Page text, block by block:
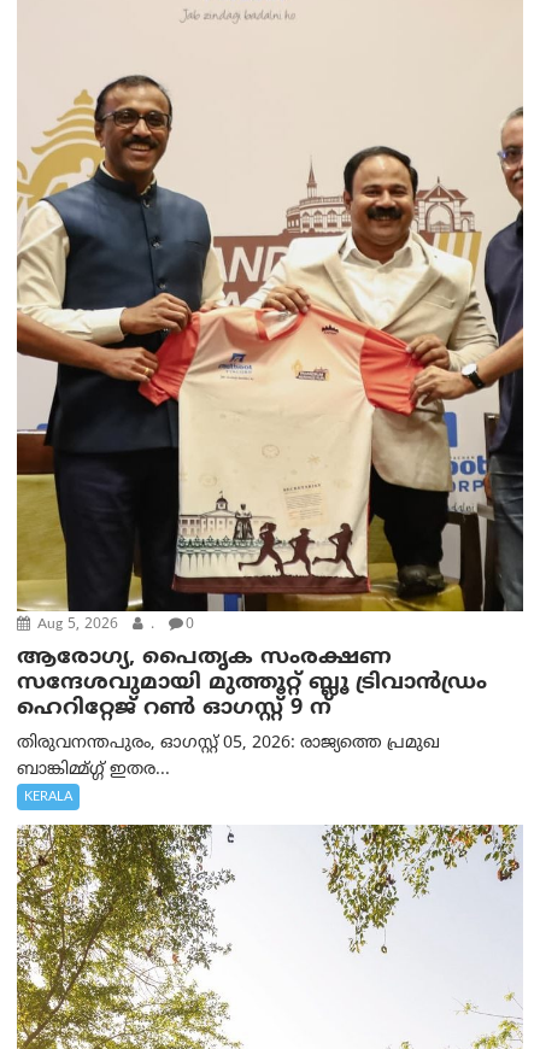
Aug 5, 2026 . 0
ആരോഗ്യ, പൈതൃക സംരക്ഷണ
സന്ദേശവുമായി മുത്തൂറ്റ് ബ്ലൂ ട്രിവാൻഡ്രം
ഹെറിറ്റേജ് റൺ ഓഗസ്റ്റ് 9 ന്
തിരുവനന്തപുരം, ഓഗസ്റ്റ് 05, 2026: രാജ്യത്തെ പ്രമുഖ
ബാങ്കിമ്മ്ഗ്ഗ് ഇതര...
KERALA